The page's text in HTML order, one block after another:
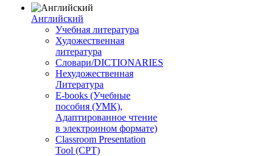
Английский
Учебная литература
Художественная
литература
Словари/DICTIONARIES
Нехудожественная
Литература
E-books (Учебные
пособия (УМК),
Адаптированное чтение
в электронном формате)
Classroom Presentation
Tool (CPT)